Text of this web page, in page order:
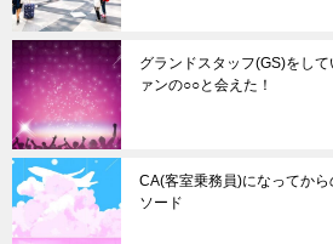
グランドスタッフ(GS)をし
ァンの○○と会えた！
CA(客室乗務員)になってか
ソード